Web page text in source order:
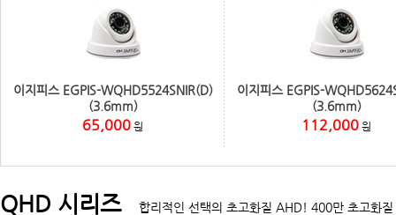
이지피스 EGPIS-WQHD5524SNIR(D)
(3.6mm)
65,000 원
이지피스 EGPIS-
(3.6mm)
112,000 원
QHD 시리즈 합리적인 선택의 초고화질 AHD! 400만 초고화